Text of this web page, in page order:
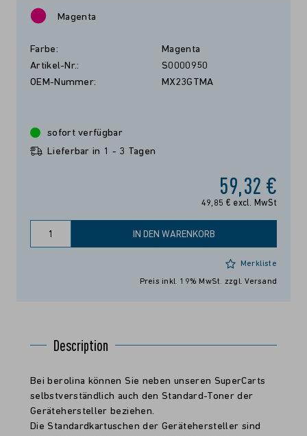
Magenta
Farbe:
Magenta
Artikel-Nr.:
S0000950
OEM-Nummer:
MX23GTMA
59,32 €
49,85 € excl. MwSt
sofort verfügbar
Lieferbar in 1 - 3 Tagen
IN DEN WARENKORB
Merkliste
Preis inkl. 19% MwSt. zzgl. Versand
Description
Bei berolina können Sie neben unseren SuperCarts
selbstverständlich auch den Standard-Toner der
Gerätehersteller beziehen.
Die Standardkartuschen der Gerätehersteller sind